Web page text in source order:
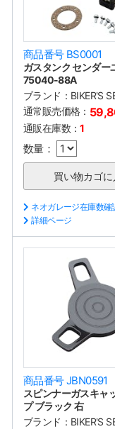
商品番号 BS0001
ガスタンク センダー
75040-88A
ブランド： BIKER'S
通常販売価格：
通販在庫数：1
数量：
ネオガレージ在庫数確
詳細ページ
商品番号 JBN0591
スピンナーガスキャ
プ ブラック 右
ブランド： BIKER'S